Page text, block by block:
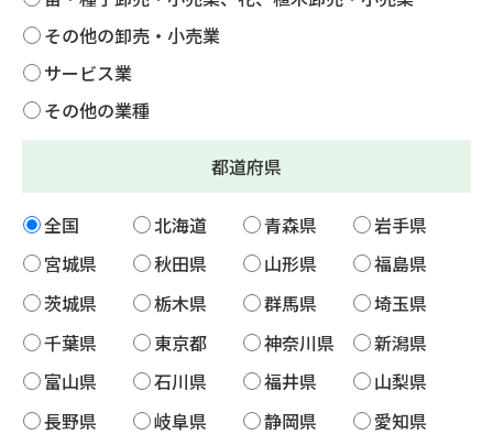
その他の卸売・小売業
サービス業
その他の業種
都道府県
全国 北海道 青森県
岩手県
宮城県
秋田県 山形県
福島県
茨城県
栃木県 群馬県
埼玉県
千葉県
東京都 神奈川県
新潟県
富山県
石川県 福井県
山梨県
長野県
岐阜県 静岡県
愛知県